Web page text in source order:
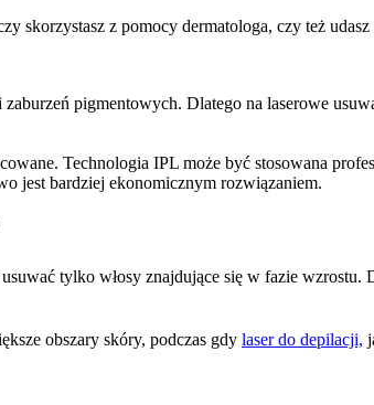
skorzystasz z pomocy dermatologa, czy też
pigmentowych. Dlatego na laserowe
Technologia IPL może być stosowana
jest bardziej ekonomicznym rozwiązaniem.
tylko włosy znajdujące się w fazie
obszary skóry, podczas gdy laser do depilacji,